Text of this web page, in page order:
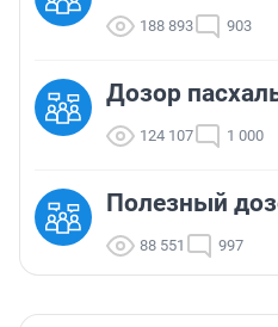
188 893 903
Дозор
124 107 1 000
Полезный
88 551 997